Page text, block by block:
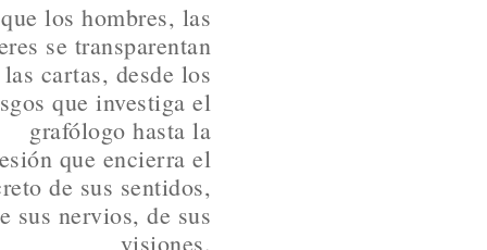
los hombres, las
se transparentan
cartas, desde los
que investiga el
grafólogo hasta la
que encierra el
de sus sentidos,
sus nervios, de sus
visiones.